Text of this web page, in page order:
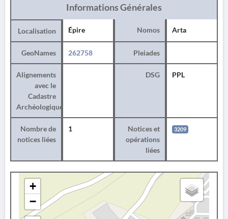
Informations Générales
Localisation Épire Nomos Arta
GeoNames 262758 Pleiades
Alignements
avec le
Cadastre
Archéologique
DSG PPL
Nombre de
notices liées
1
Notices et
opérations
liées
3209
+
−